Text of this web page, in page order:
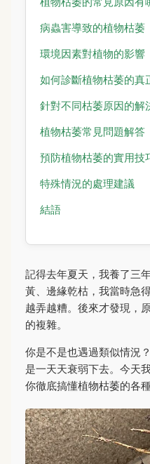
病蟲害導致的植物枯萎
環境因素對植物的影響
如何診斷植物枯萎的真
針對不同枯萎原因的解
植物枯萎常見問題解答
預防植物枯萎的實用技
特殊情況的處理建議
結語
記得去年夏天，我養了三
黃、邊緣乾枯，我當時急
越弄越糟。後來才發現，
的複雜。
你是不是也遇過類似情況
是一天天衰弱下去。今天
你徹底搞懂植物枯萎的各